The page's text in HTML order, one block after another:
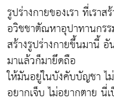
รูปร่างกายของเรา ที่เราส
อวิชชาตัณหาอุปาทานกร
สร้างรูปร่างกายขึ้นมานี้ อั
มาแล้วก็มายึดถือ
ให้มันอยู่ในบังคับบัญชา ไ
อยากเจ็บ ไม่อยากตาย นี่